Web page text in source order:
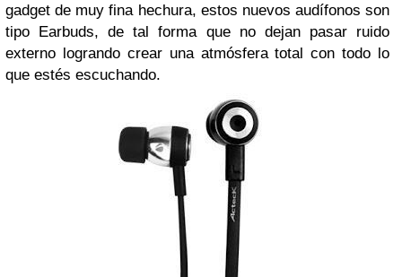
gadget de muy fina hechura, estos nuevos audífonos son
tipo Earbuds, de tal forma que no dejan pasar ruido
externo logrando crear una atmósfera total con todo lo
que estés escuchando.